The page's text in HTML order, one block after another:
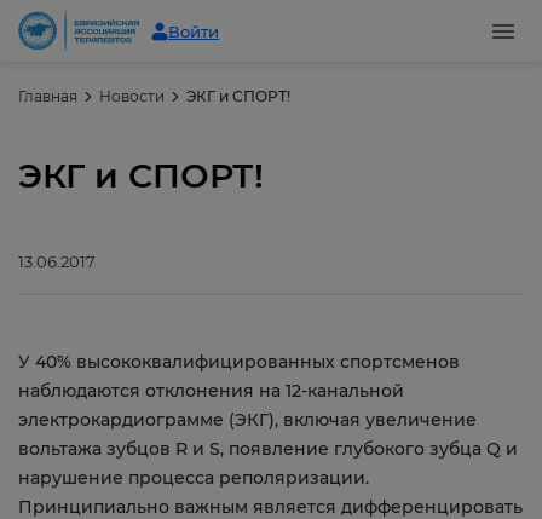
Войти
Главная Новости ЭКГ и СПОРТ!
ЭКГ и СПОРТ!
13.06.2017
У 40% высококвалифицированных спортсменов
наблюдаются отклонения на 12-канальной
электрокардиограмме (ЭКГ), включая увеличение
вольтажа зубцов R и S, появление глубокого зубца Q и
нарушение процесса реполяризации.
Принципиально важным является дифференцировать